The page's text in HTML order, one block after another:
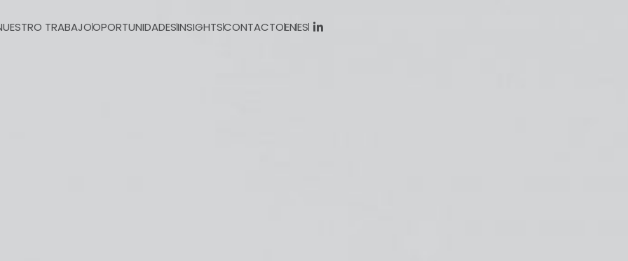
TRABAJOOPORTUNIDADESINSIGHTSCONTACTOENES